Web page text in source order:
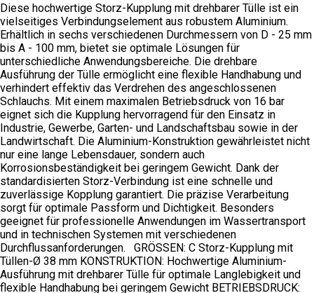
Diese hochwertige Storz-Kupplung mit drehbarer Tülle ist ein
vielseitiges Verbindungselement aus robustem Aluminium.
Erhältlich in sechs verschiedenen Durchmessern von D - 25 mm
bis A - 100 mm, bietet sie optimale Lösungen für
unterschiedliche Anwendungsbereiche. Die drehbare
Ausführung der Tülle ermöglicht eine flexible Handhabung und
verhindert effektiv das Verdrehen des angeschlossenen
Schlauchs. Mit einem maximalen Betriebsdruck von 16 bar
eignet sich die Kupplung hervorragend für den Einsatz in
Industrie, Gewerbe, Garten- und Landschaftsbau sowie in der
Landwirtschaft. Die Aluminium-Konstruktion gewährleistet nicht
nur eine lange Lebensdauer, sondern auch
Korrosionsbeständigkeit bei geringem Gewicht. Dank der
standardisierten Storz-Verbindung ist eine schnelle und
zuverlässige Kopplung garantiert. Die präzise Verarbeitung
sorgt für optimale Passform und Dichtigkeit. Besonders
geeignet für professionelle Anwendungen im Wassertransport
und in technischen Systemen mit verschiedenen
Durchflussanforderungen. GRÖSSEN: C Storz-Kupplung mit
Tüllen-Ø 38 mm KONSTRUKTION: Hochwertige Aluminium-
Ausführung mit drehbarer Tülle für optimale Langlebigkeit und
flexible Handhabung bei geringem Gewicht BETRIEBSDRUCK: